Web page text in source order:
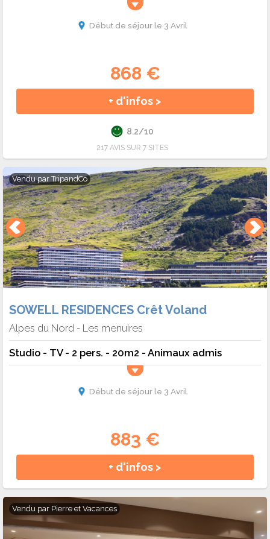
Début de séjour le 3 Avril
868 €
+ d'infos >
8.2/10
217 AVIS SUR 7 SITES
Vendu parTripandCo
SOWELL RESIDENCES Crêt Voland
Alpes du Nord - Les menuires
Studio - TV - 2 pers. - 20m2 - Animaux admis
Début de séjour le 3 Avril
883 €
+ d'infos >
Vendu par Pierre et Vacances